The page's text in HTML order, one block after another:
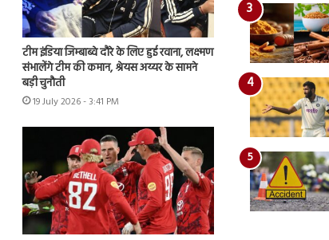
टीम इंडिया जिम्बाब्वे दौरे के लिए हुई रवाना, लक्ष्मण
संभालेंगे टीम की कमान, श्रेयस अय्यर के सामने
बड़ी चुनौती
19 July 2026 - 3:41 PM